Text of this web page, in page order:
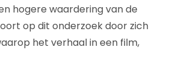
hogere waardering van de
op dit onderzoek door zich
het verhaal in een film,